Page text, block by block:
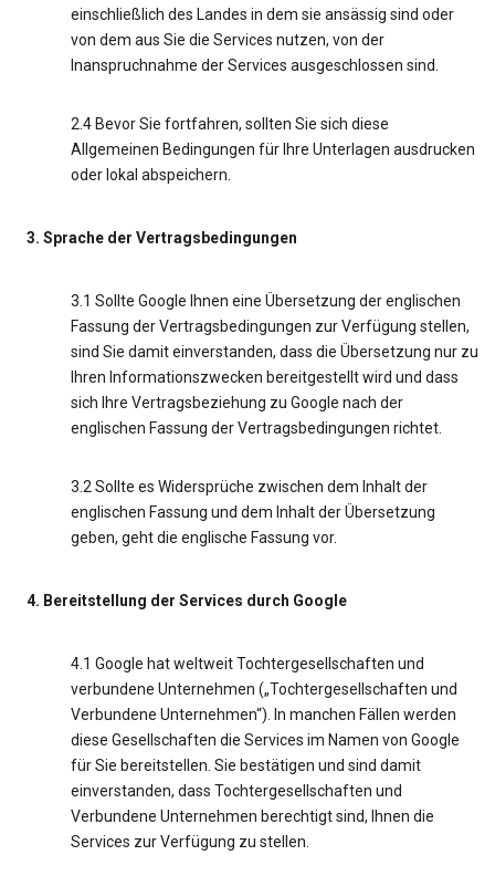
einschließlich des Landes in dem sie ansässig sind oder
von dem aus Sie die Services nutzen, von der
Inanspruchnahme der Services ausgeschlossen sind.
2.4 Bevor Sie fortfahren, sollten Sie sich diese
Allgemeinen Bedingungen für Ihre Unterlagen ausdrucken
oder lokal abspeichern.
3. Sprache der Vertragsbedingungen
3.1 Sollte Google Ihnen eine Übersetzung der englischen
Fassung der Vertragsbedingungen zur Verfügung stellen,
sind Sie damit einverstanden, dass die Übersetzung nur zu
Ihren Informationszwecken bereitgestellt wird und dass
sich Ihre Vertragsbeziehung zu Google nach der
englischen Fassung der Vertragsbedingungen richtet.
3.2 Sollte es Widersprüche zwischen dem Inhalt der
englischen Fassung und dem Inhalt der Übersetzung
geben, geht die englische Fassung vor.
4. Bereitstellung der Services durch Google
4.1 Google hat weltweit Tochtergesellschaften und
verbundene Unternehmen („Tochtergesellschaften und
Verbundene Unternehmen“). In manchen Fällen werden
diese Gesellschaften die Services im Namen von Google
für Sie bereitstellen. Sie bestätigen und sind damit
einverstanden, dass Tochtergesellschaften und
Verbundene Unternehmen berechtigt sind, Ihnen die
Services zur Verfügung zu stellen.